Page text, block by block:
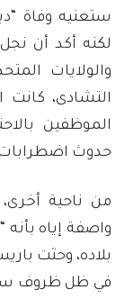
ستعنيه وفاة
لكنه أكد أن
والولايات
التشادى، كانت
الموظفين
حدوث
من ناحية
واصفة إياه
بلاده، وحثت
في ظل ظروف